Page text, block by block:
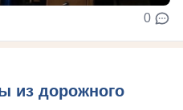
0
из дорожного